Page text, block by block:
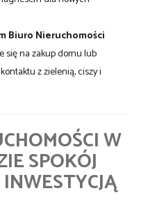
Biuro Nieruchomości
się na zakup domu lub
z zielenią, ciszy i
W
SPOKÓJ